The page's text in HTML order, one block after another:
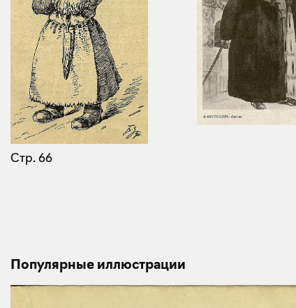
Стр. 66
Популярные иллюстрации